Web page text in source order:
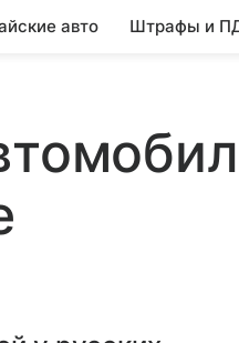
авто Штрафы и